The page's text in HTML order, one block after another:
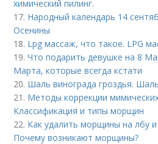
химический пилинг.
17. Народный календарь 14
Осенины
18. Lpg массаж, что такое. LPG
19.Что подарить девушке на 8
Марта, которые всегда кстати
20. Шаль винограда гроздья.
21. Методы коррекции
Классификация и типы морщин
22. Как удалить морщины на лбу
Почему возникают морщины?